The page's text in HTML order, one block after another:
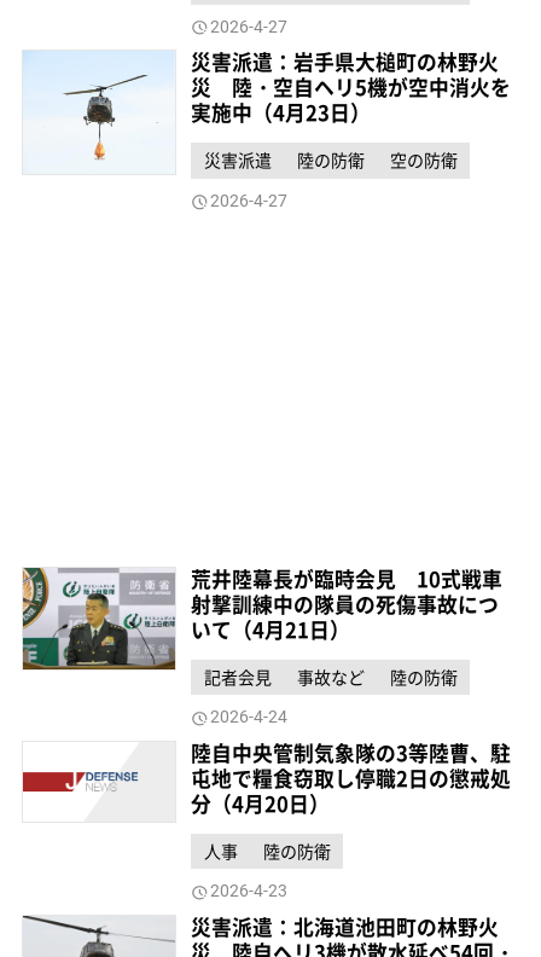
2026-4-27
災害派遣：岩手県大槌町の林野火
災 陸・空自ヘリ5機が空中消火を
実施中（4月23日）
災害派遣 陸の防衛 空の防衛
2026-4-27
荒井陸幕長が臨時会見 10式戦車
射撃訓練中の隊員の死傷事故につ
いて（4月21日）
記者会見 事故など 陸の防衛
2026-4-24
陸自中央管制気象隊の3等陸曹、駐
屯地で糧食窃取し停職2日の懲戒処
分（4月20日）
人事 陸の防衛
2026-4-23
災害派遣：北海道池田町の林野火